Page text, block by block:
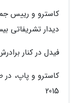
کاسترو و رییس
دیدار تشریفاتی
فیدل در کنار
کاسترو و پاپ، در
2015